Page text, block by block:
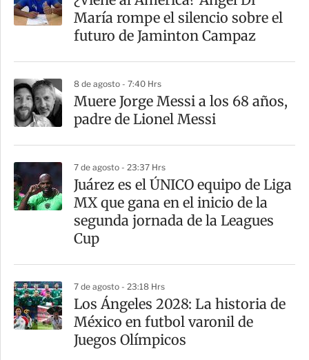
r
t
María rompe el silencio sobre el
futuro de Jaminton Campaz
8 de agosto - 7:40 Hrs
Muere Jorge Messi a los 68 años,
padre de Lionel Messi
7 de agosto - 23:37 Hrs
Juárez es el ÚNICO equipo de Liga
MX que gana en el inicio de la
segunda jornada de la Leagues
Cup
7 de agosto - 23:18 Hrs
Los Ángeles 2028: La historia de
México en futbol varonil de
Juegos Olímpicos